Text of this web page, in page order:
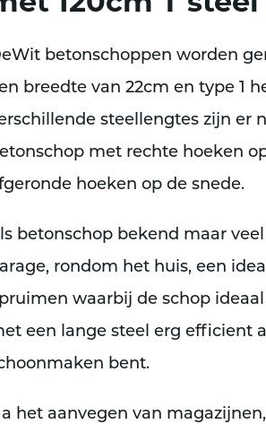
betonschoppen worden
breedte van 22cm en type 1
steellengtes zijn er
met rechte hoeken
hoeken op de snede.
betonschop bekend maar
rondom het huis, een
waarbij de schop
een lange steel erg efficient
bent.
het aanvegen van